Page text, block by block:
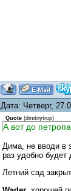
Дата: Четверг,
Quote (dmitriytrop)
А вот до
Дима, не вводи в
раз удобно будет
Летний сад